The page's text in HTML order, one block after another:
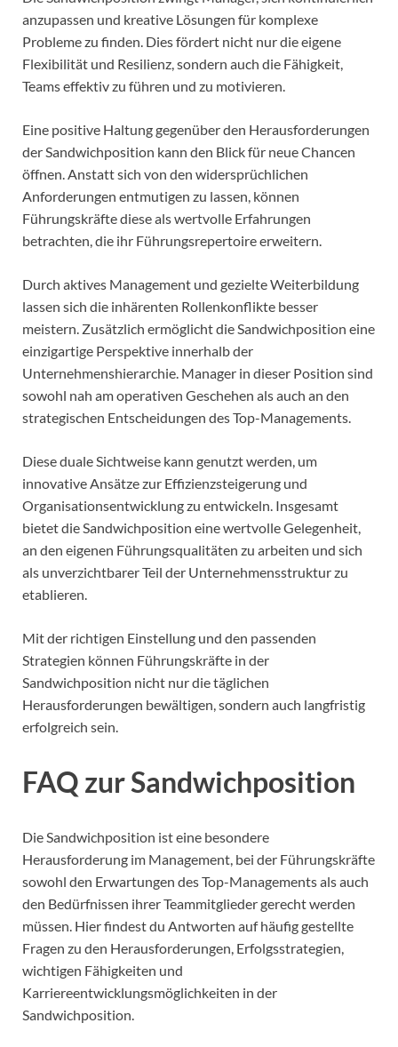
anzupassen und kreative Lösungen für komplexe
Probleme zu finden. Dies fördert nicht nur die eigene
Flexibilität und Resilienz, sondern auch die Fähigkeit,
Teams effektiv zu führen und zu motivieren.
Eine positive Haltung gegenüber den Herausforderungen
der Sandwichposition kann den Blick für neue Chancen
öffnen. Anstatt sich von den widersprüchlichen
Anforderungen entmutigen zu lassen, können
Führungskräfte diese als wertvolle Erfahrungen
betrachten, die ihr Führungsrepertoire erweitern.
Durch aktives Management und gezielte Weiterbildung
lassen sich die inhärenten Rollenkonflikte besser
meistern. Zusätzlich ermöglicht die Sandwichposition eine
einzigartige Perspektive innerhalb der
Unternehmenshierarchie. Manager in dieser Position sind
sowohl nah am operativen Geschehen als auch an den
strategischen Entscheidungen des Top-Managements.
Diese duale Sichtweise kann genutzt werden, um
innovative Ansätze zur Effizienzsteigerung und
Organisationsentwicklung zu entwickeln. Insgesamt
bietet die Sandwichposition eine wertvolle Gelegenheit,
an den eigenen Führungsqualitäten zu arbeiten und sich
als unverzichtbarer Teil der Unternehmensstruktur zu
etablieren.
Mit der richtigen Einstellung und den passenden
Strategien können Führungskräfte in der
Sandwichposition nicht nur die täglichen
Herausforderungen bewältigen, sondern auch langfristig
erfolgreich sein.
FAQ zur Sandwichposition
Die Sandwichposition ist eine besondere
Herausforderung im Management, bei der Führungskräfte
sowohl den Erwartungen des Top-Managements als auch
den Bedürfnissen ihrer Teammitglieder gerecht werden
müssen. Hier findest du Antworten auf häufig gestellte
Fragen zu den Herausforderungen, Erfolgsstrategien,
wichtigen Fähigkeiten und
Karriereentwicklungsmöglichkeiten in der
Sandwichposition.